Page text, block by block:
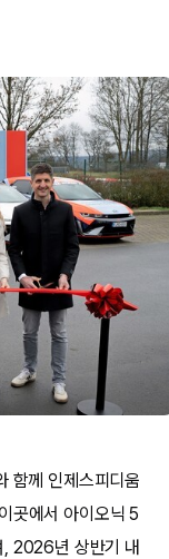
함께 인제스피디움
곳에서 아이오닉 5
, 2026년 상반기 내